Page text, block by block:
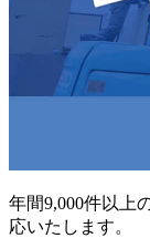
年間9,000件以上
応いたします。